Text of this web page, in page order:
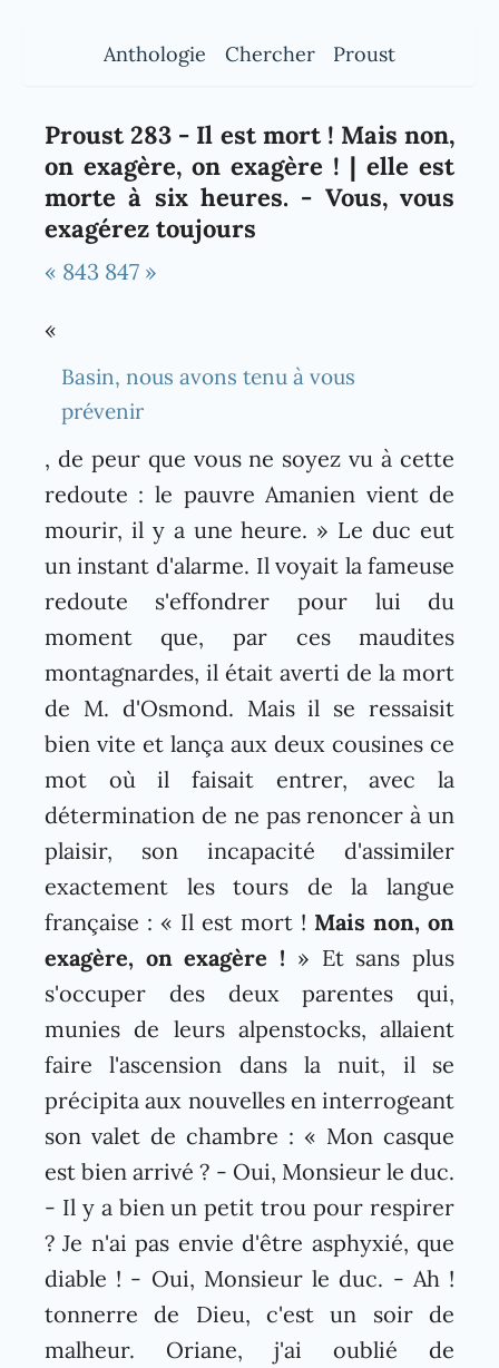
Anthologie Chercher Proust
Proust 283 - Il est mort ! Mais non,
on exagère, on exagère ! | elle est
morte à six heures. - Vous, vous
exagérez toujours
« 843 847 »
«
Basin, nous avons tenu à vous
prévenir
, de peur que vous ne soyez vu à cette
redoute : le pauvre Amanien vient de
mourir, il y a une heure. » Le duc eut
un instant d'alarme. Il voyait la fameuse
redoute s'effondrer pour lui du
moment que, par ces maudites
montagnardes, il était averti de la mort
de M. d'Osmond. Mais il se ressaisit
bien vite et lança aux deux cousines ce
mot où il faisait entrer, avec la
détermination de ne pas renoncer à un
plaisir, son incapacité d'assimiler
exactement les tours de la langue
française : « Il est mort ! Mais non, on
exagère, on exagère ! » Et sans plus
s'occuper des deux parentes qui,
munies de leurs alpenstocks, allaient
faire l'ascension dans la nuit, il se
précipita aux nouvelles en interrogeant
son valet de chambre : « Mon casque
est bien arrivé ? - Oui, Monsieur le duc.
- Il y a bien un petit trou pour respirer
? Je n'ai pas envie d'être asphyxié, que
diable ! - Oui, Monsieur le duc. - Ah !
tonnerre de Dieu, c'est un soir de
malheur. Oriane, j'ai oublié de